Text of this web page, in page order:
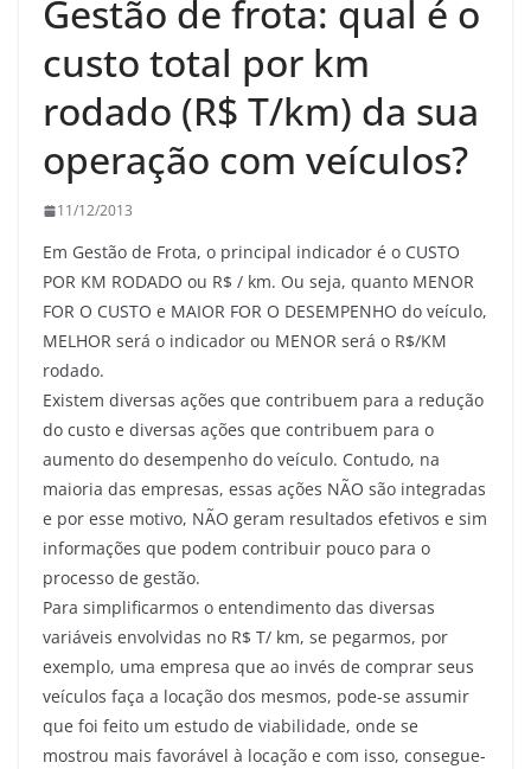
Gestão de frota: qual é o
custo total por km
rodado (R$ T/km) da sua
operação com veículos?
11/12/2013
Em Gestão de Frota, o principal indicador é o CUSTO
POR KM RODADO ou R$ / km. Ou seja, quanto MENOR
FOR O CUSTO e MAIOR FOR O DESEMPENHO do veículo,
MELHOR será o indicador ou MENOR será o R$/KM
rodado.
Existem diversas ações que contribuem para a redução
do custo e diversas ações que contribuem para o
aumento do desempenho do veículo. Contudo, na
maioria das empresas, essas ações NÃO são integradas
e por esse motivo, NÃO geram resultados efetivos e sim
informações que podem contribuir pouco para o
processo de gestão.
Para simplificarmos o entendimento das diversas
variáveis envolvidas no R$ T/ km, se pegarmos, por
exemplo, uma empresa que ao invés de comprar seus
veículos faça a locação dos mesmos, pode-se assumir
que foi feito um estudo de viabilidade, onde se
mostrou mais favorável à locação e com isso, consegue-